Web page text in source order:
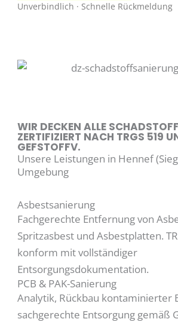
Unverbindlich · Schnelle Rückmeldung
WIR DECKEN ALLE
ZERTIFIZIERT NACH TRGS 519
GEFSTOFFV.
Unsere Leistungen in Hennef
Umgebung
Asbestsanierung
Fachgerechte Entfernung von
Spritzasbest und Asbestplatten.
konform mit vollständiger
Entsorgungsdokumentation.
PCB & PAK-Sanierung
Analytik, Rückbau kontaminierter
sachgerechte Entsorgung gemäß